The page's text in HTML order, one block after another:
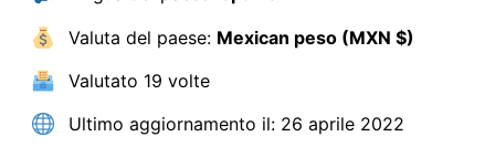
Valuta del paese: Mexican peso (MXN $)
Valutato 19 volte
Ultimo aggiornamento il:26 aprile 2022